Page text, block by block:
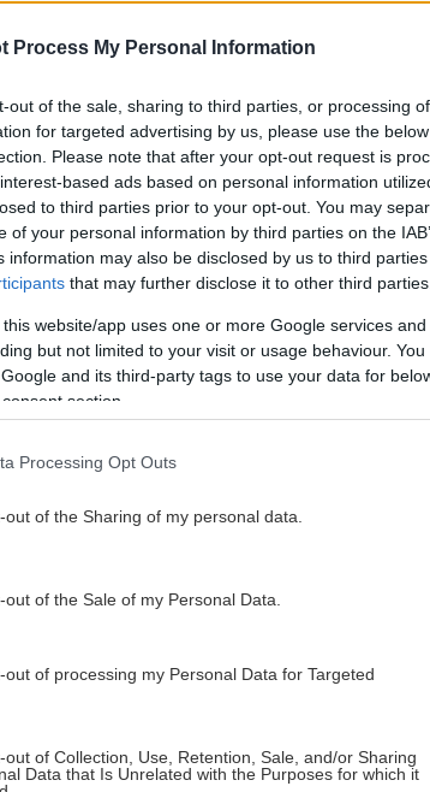
Process My Personal Information
out of the sale, sharing to third parties, or processing
for targeted advertising by us, please use the
Please note that after your opt-out request is
based ads based on personal information
to third parties prior to your opt-out. You may
of your personal information by third parties on the
information may also be disclosed by us to third
that may further disclose it to other third parties.
website/app uses one or more Google services
but not limited to your visit or usage behaviour.
and its third-party tags to use your data for
section.
Processing Opt Outs
out of the Sharing of my personal data.
of the Sale of my Personal Data.
out of processing my Personal Data for Targeted
out of Collection, Use, Retention, Sale, and/or Sharing
Data that Is Unrelated with the Purposes for which it